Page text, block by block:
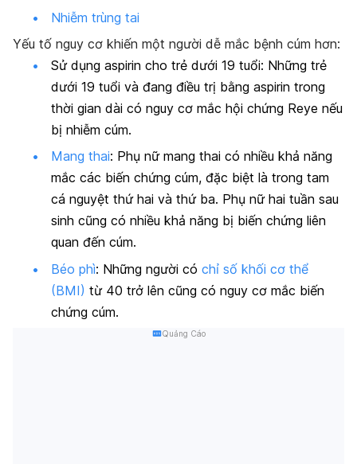
Nhiễm trùng tai
Yếu tố nguy cơ khiến một người dễ mắc bệnh cúm hơn:
Sử dụng aspirin cho trẻ dưới 19 tuổi: Những trẻ
dưới 19 tuổi và đang điều trị bằng aspirin trong
thời gian dài có nguy cơ mắc hội chứng Reye nếu
bị nhiễm cúm.
Mang thai: Phụ nữ mang thai có nhiều khả năng
mắc các biến chứng cúm, đặc biệt là trong tam
cá nguyệt thứ hai và thứ ba. Phụ nữ hai tuần sau
sinh cũng có nhiều khả năng bị biến chứng liên
quan đến cúm.
Béo phì: Những người có chỉ số khối cơ thể
(BMI) từ 40 trở lên cũng có nguy cơ mắc biến
chứng cúm.
Quảng Cáo